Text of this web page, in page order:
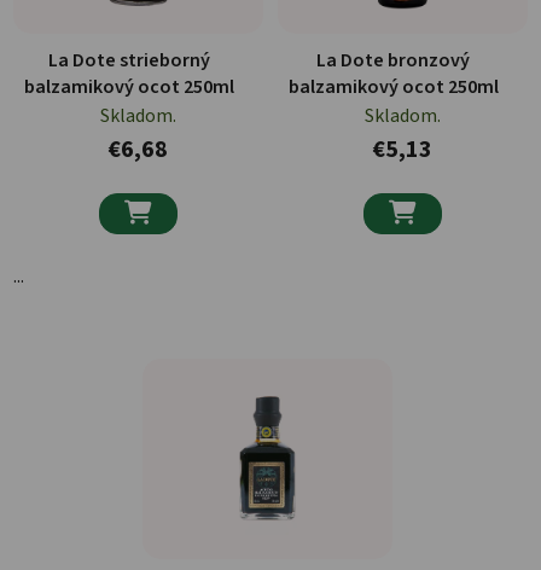
La Dote strieborný
balzamikový ocot 250ml
Skladom.
€6,68

...
La Dote bronzový
balzamikový ocot 250ml
Skladom.
€5,13
